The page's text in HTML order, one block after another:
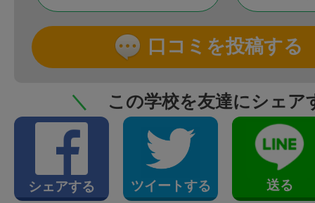
口コミを投稿する
＼ この学校を友達にシェア
シェアする ツイートする 送る